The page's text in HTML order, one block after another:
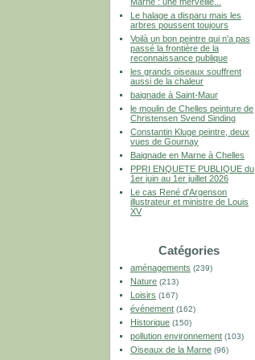
Le halage a disparu mais les
arbres poussent toujours
Voilà un bon peintre qui n'a pas
passé la frontière de la
reconnaissance publique
les grands oiseaux souffrent
aussi de la chaleur
baignade à Saint-Maur
le moulin de Chelles peinture de
Christensen Svend Sinding
Constantin Kluge peintre, deux
vues de Gournay
Baignade en Marne à Chelles
PPRI ENQUETE PUBLIQUE du
1er juin au 1er juillet 2026
Le cas René d'Argenson
illustrateur et ministre de Louis
XV
Catégories
aménagements (239)
Nature (213)
Loisirs (167)
événement (162)
Historique (150)
pollution environnement (103)
Oiseaux de la Marne (96)